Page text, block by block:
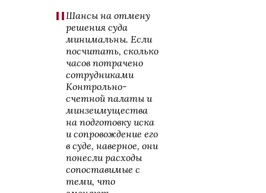
"Шансы на отмену
решения суда
минимальны. Если
посчитать, сколько
часов потрачено
сотрудниками
Контрольно-
счетной палаты и
минзеимущества
на подготовку иска
и сопровождение его
в суде, наверное, они
понесли расходы
сопоставимые с
теми, что